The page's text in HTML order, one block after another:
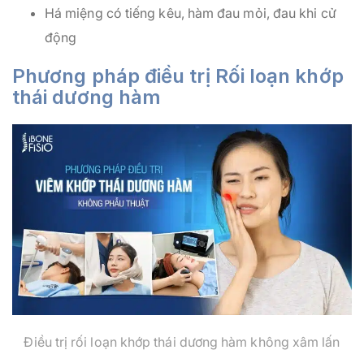
Há miệng có tiếng kêu, hàm đau mỏi, đau khi cử
động
Phương pháp điều trị Rối loạn khớp
thái dương hàm
Điều trị rối loạn khớp thái dương hàm không xâm lấn